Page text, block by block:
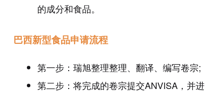
的成分和食品。
巴西新型食品申请流程
第一步：瑞旭整理整理、翻译、编写卷宗;
第二步：将完成的卷宗提交ANVISA，并进